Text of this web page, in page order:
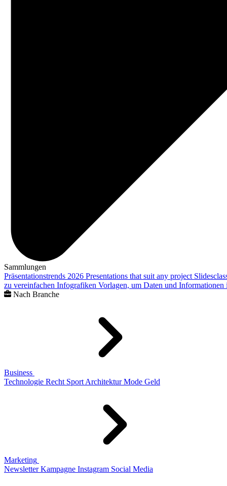
Sammlungen
Präsentationstrends 2026 Presentations that suit any project
zu vereinfachen Infografiken Vorlagen, um Daten und
Nach Branche
Business
Technologie Recht Sport Architektur Mode Geld
Marketing
Newsletter Kampagne Instagram Social Media